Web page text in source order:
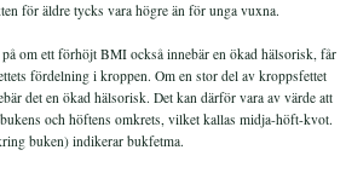
för äldre tycks vara högre än för unga vuxna.
på om ett förhöjt BMI också innebär en ökad hälsorisk, får
fördelning i kroppen. Om en stor del av kroppsfettet
det en ökad hälsorisk. Det kan därför vara av värde att
och höftens omkrets, vilket kallas midja-höft-kvot.
buken) indikerar bukfetma.